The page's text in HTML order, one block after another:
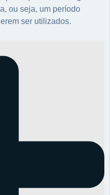
ou seja, um período
ser utilizados.